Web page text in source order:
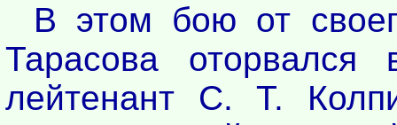
В этом бою от
Тарасова оторвался
лейтенант С. Т.